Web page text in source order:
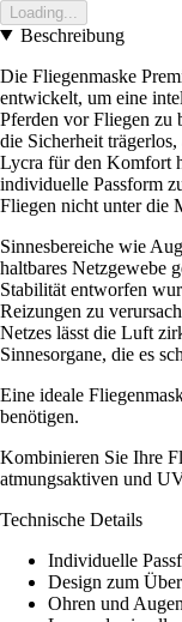
Loading...
Beschreibung
Die Fliegenmaske
entwickelt, um eine
Pferden vor Fliegen zu
die Sicherheit
Lycra für den Komfort
individuelle Passform
Fliegen nicht unter die
Sinnesbereiche wie
haltbares Netzgewebe
Stabilität entworfen
Reizungen zu
Netzes lässt die Luft
Sinnesorgane, die es
Eine ideale
benötigen.
Kombinieren Sie Ihre
atmungsaktiven und
Technische Details
Individuelle
Design zum
Ohren und